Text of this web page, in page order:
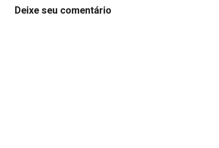
Deixe seu comentário